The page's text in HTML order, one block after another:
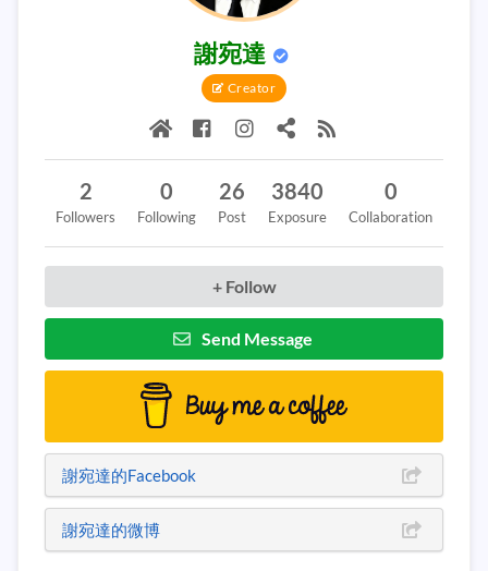
謝宛達
Creator
2
Followers
0
Following
26
Post
3840
Exposure
0
Collaboration
+ Follow
Send Message
謝宛達的Facebook
謝宛達的微博